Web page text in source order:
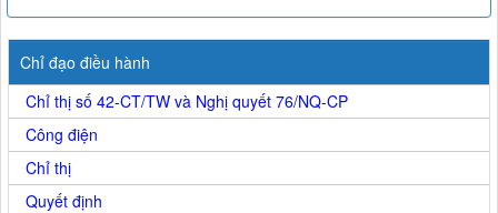
Chỉ đạo điều hành
Chỉ thị số 42-CT/TW và Nghị quyết 76/NQ-CP
Công điện
Chỉ thị
Quyết định